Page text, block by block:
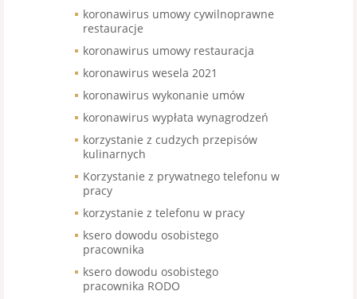
koronawirus umowy cywilnoprawne
restauracje
koronawirus umowy restauracja
koronawirus wesela 2021
koronawirus wykonanie umów
koronawirus wypłata wynagrodzeń
korzystanie z cudzych przepisów
kulinarnych
Korzystanie z prywatnego telefonu w
pracy
korzystanie z telefonu w pracy
ksero dowodu osobistego
pracownika
ksero dowodu osobistego
pracownika RODO